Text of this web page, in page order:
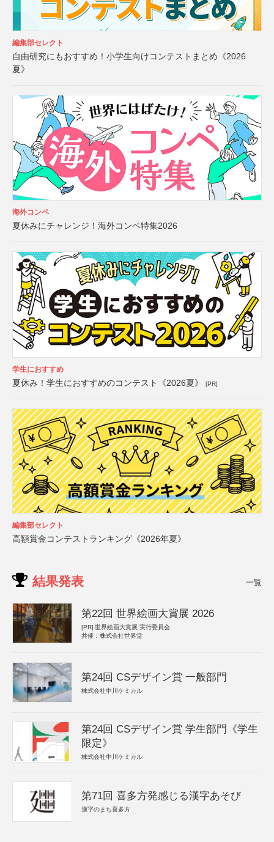
編集部セレクト
自由研究にもおすすめ！小学生向けコンテストまとめ《2026
夏》
海外コンペ
夏休みにチャレンジ！海外コンペ特集2026
学生におすすめ
夏休み！学生におすすめのコンテスト《2026夏》 [PR]
編集部セレクト
高額賞金コンテストランキング《2026年夏》
結果発表 一覧
第22回 世界絵画大賞展 2026
[PR] 世界絵画大賞展 実行委員会
共催：株式会社世界堂
第24回 CSデザイン賞 一般部門
株式会社中川ケミカル
第24回 CSデザイン賞 学生部門《学生
限定》
株式会社中川ケミカル
第71回 喜多方発感じる漢字あそび
漢字のまち喜多方